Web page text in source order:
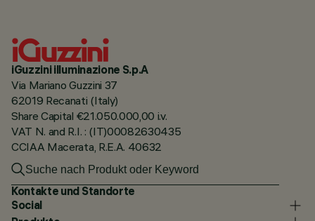
iGuzzini illuminazione S.p.A
Via Mariano Guzzini 37
62019 Recanati (Italy)
Share Capital €21.050.000,00 i.v.
VAT N. and R.I. : (IT)00082630435
CCIAA Macerata, R.E.A. 40632
Kontakte und Standorte
Social